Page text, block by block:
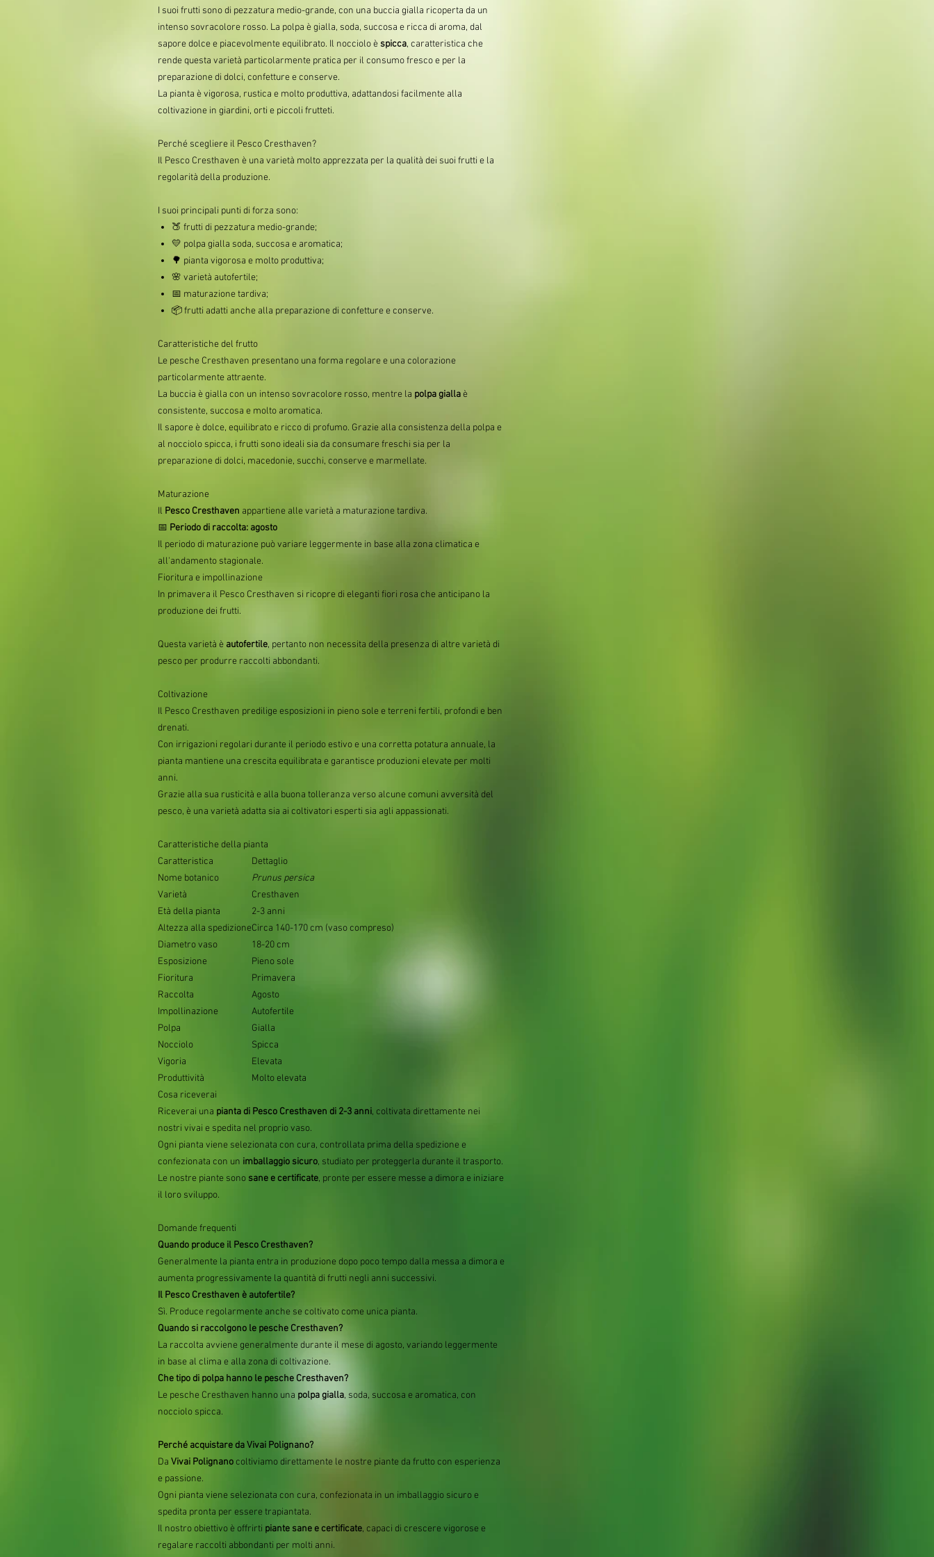
I suoi frutti sono di pezzatura medio-grande, con una buccia gialla ricoperta da un
intenso sovracolore rosso. La polpa è gialla, soda, succosa e ricca di aroma, dal
sapore dolce e piacevolmente equilibrato. Il nocciolo èspicca, caratteristica che
rende questa varietà particolarmente pratica per il consumo fresco e per la
preparazione di dolci, confetture e conserve.
La pianta è vigorosa, rustica e molto produttiva, adattandosi facilmente alla
coltivazione in giardini, orti e piccoli frutteti.
Perché scegliere il Pesco Cresthaven?
Il Pesco Cresthaven è una varietà molto apprezzata per la qualità dei suoi frutti e la
regolarità della produzione.
I suoi principali punti di forza sono:
🍑 frutti di pezzatura medio-grande;
💛 polpa gialla soda, succosa e aromatica;
🌳 pianta vigorosa e molto produttiva;
🌸 varietà autofertile;
📅 maturazione tardiva;
📦 frutti adatti anche alla preparazione di confetture e conserve.
Caratteristiche del frutto
Le pesche Cresthaven presentano una forma regolare e una colorazione
particolarmente attraente.
La buccia è gialla con un intenso sovracolore rosso, mentre la polpa giallaè
consistente, succosa e molto aromatica.
Il sapore è dolce, equilibrato e ricco di profumo. Grazie alla consistenza della polpa e
al nocciolo spicca, i frutti sono ideali sia da consumare freschi sia per la
preparazione di dolci, macedonie, succhi, conserve e marmellate.
Maturazione
Il Pesco Cresthaven appartiene alle varietà a maturazione tardiva.
📅 Periodo di raccolta: agosto
Il periodo di maturazione può variare leggermente in base alla zona climatica e
all'andamento stagionale.
Fioritura e impollinazione
In primavera il Pesco Cresthaven si ricopre di eleganti fiori rosa che anticipano la
produzione dei frutti.
Questa varietà è autofertile, pertanto non necessita della presenza di altre varietà di
pesco per produrre raccolti abbondanti.
Coltivazione
Il Pesco Cresthaven predilige esposizioni in pieno sole e terreni fertili, profondi e ben
drenati.
Con irrigazioni regolari durante il periodo estivo e una corretta potatura annuale, la
pianta mantiene una crescita equilibrata e garantisce produzioni elevate per molti
anni.
Grazie alla sua rusticità e alla buona tolleranza verso alcune comuni avversità del
pesco, è una varietà adatta sia ai coltivatori esperti sia agli appassionati.
Caratteristiche della pianta
Caratteristica
Dettaglio
Nome botanico
Prunus persica
Varietà
Cresthaven
Età della pianta
2-3 anni
Altezza alla spedizioneCirca 140-170 cm (vaso compreso)
Diametro vaso
18-20 cm
Esposizione
Pieno sole
Fioritura
Primavera
Raccolta
Agosto
Impollinazione
Autofertile
Polpa
Gialla
Nocciolo
Spicca
Vigoria
Elevata
Produttività
Molto elevata
Cosa riceverai
Riceverai una pianta di Pesco Cresthaven di 2-3 anni, coltivata direttamente nei
nostri vivai e spedita nel proprio vaso.
Ogni pianta viene selezionata con cura, controllata prima della spedizione e
confezionata con un imballaggio sicuro, studiato per proteggerla durante il trasporto.
Le nostre piante sono sane e certificate, pronte per essere messe a dimora e iniziare
il loro sviluppo.
Domande frequenti
Quando produce il Pesco Cresthaven?
Generalmente la pianta entra in produzione dopo poco tempo dalla messa a dimora e
aumenta progressivamente la quantità di frutti negli anni successivi.
Il Pesco Cresthaven è autofertile?
Sì. Produce regolarmente anche se coltivato come unica pianta.
Quando si raccolgono le pesche Cresthaven?
La raccolta avviene generalmente durante il mese di agosto, variando leggermente
in base al clima e alla zona di coltivazione.
Che tipo di polpa hanno le pesche Cresthaven?
Le pesche Cresthaven hanno una polpa gialla, soda, succosa e aromatica, con
nocciolo spicca.
Perché acquistare da Vivai Polignano?
Da Vivai Polignano coltiviamo direttamente le nostre piante da frutto con esperienza
e passione.
Ogni pianta viene selezionata con cura, confezionata in un imballaggio sicuro e
spedita pronta per essere trapiantata.
Il nostro obiettivo è offrirti piante sane e certificate, capaci di crescere vigorose e
regalare raccolti abbondanti per molti anni.